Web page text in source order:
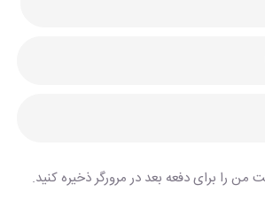
من را برای دفعه بعد در مرورگر ذخیره کنید.